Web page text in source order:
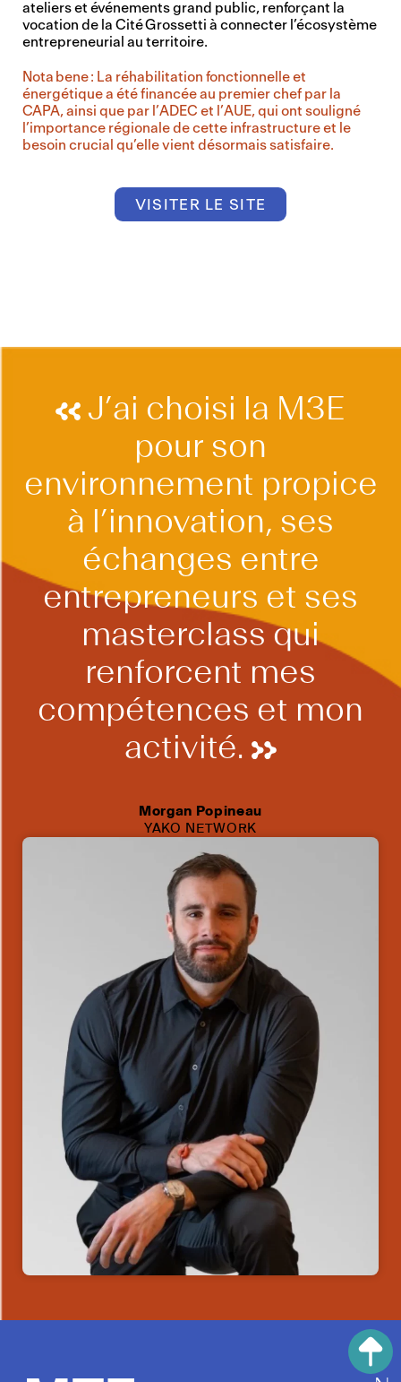
ateliers et événements grand public, renforçant la
vocation de la Cité Grossetti à connecter l’écosystème
entrepreneurial au territoire.
Nota bene : La réhabilitation fonctionnelle et
énergétique a été financée au premier chef par la
CAPA, ainsi que par l’ADEC et l’AUE, qui ont souligné
l’importance régionale de cette infrastructure et le
besoin crucial qu’elle vient désormais satisfaire.
VISITER LE SITE
J’ai choisi la M3E
pour son
environnement propice
à l’innovation, ses
échanges entre
entrepreneurs et ses
masterclass qui
renforcent mes
compétences et mon
activité.
Morgan Popineau
YAKO NETWORK